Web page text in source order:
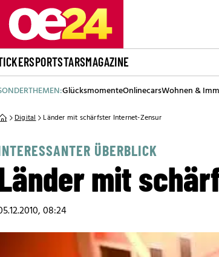
SPORTSTARSMAGAZINE
GlücksmomenteOnlinecarsWohnen &
Digital Länder mit schärfster Internet-Zensur
ÜBERBLICK
mit
08:24